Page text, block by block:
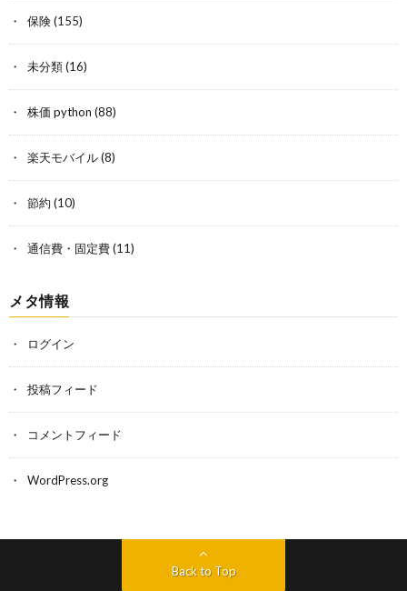
保険(155)
未分類(16)
株価 python (88)
楽天モバイル(8)
節約 (10)
通信費・固定費(11)
メタ情報
ログイン
投稿フィード
コメントフィード
WordPress.org
Back to Top